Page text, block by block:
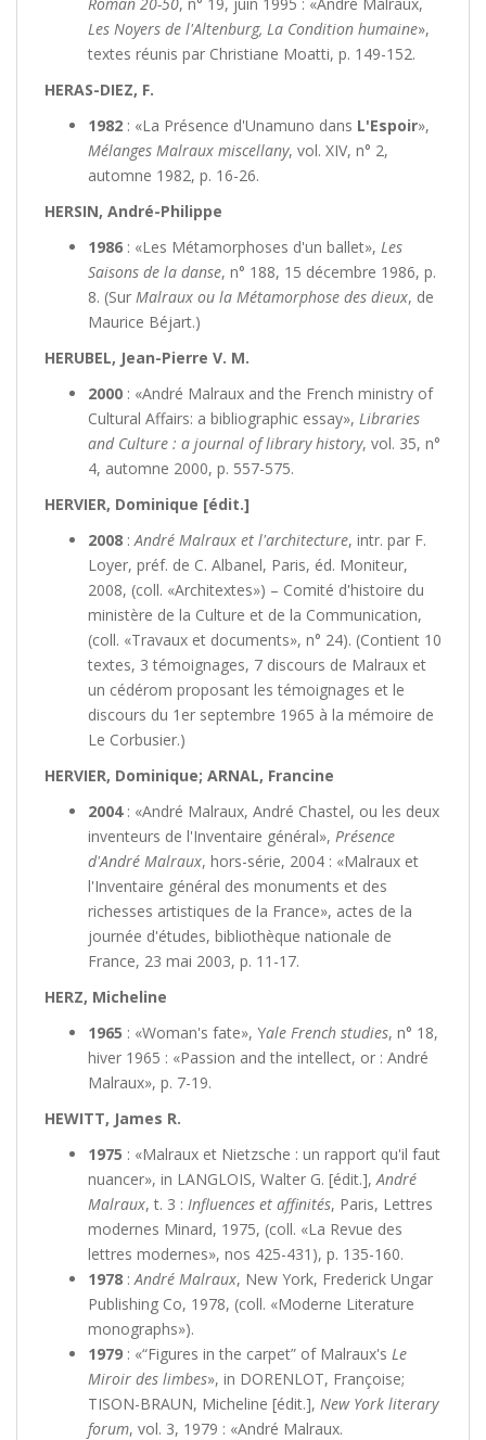
Les Noyers de l'Altenburg, La Condition humaine»,
textes réunis par Christiane Moatti, p. 149-152.
HERAS-DIEZ, F.
1982 : «La Présence d'Unamuno dans L'Espoir»,
Mélanges Malraux miscellany, vol. XIV, n° 2,
automne 1982, p. 16-26.
HERSIN, André-Philippe
1986 : «Les Métamorphoses d'un ballet», Les
Saisons de la danse, n° 188, 15 décembre 1986, p.
8. (Sur Malraux ou la Métamorphose des dieux, de
Maurice Béjart.)
HERUBEL, Jean-Pierre V. M.
2000 : «André Malraux and the French ministry of
Cultural Affairs: a bibliographic essay», Libraries
and Culture : a journal of library history, vol. 35, n°
4, automne 2000, p. 557-575.
HERVIER, Dominique [édit.]
2008 :André Malraux et l'architecture, intr. par F.
Loyer, préf. de C. Albanel, Paris, éd. Moniteur,
2008, (coll. «Architextes») – Comité d'histoire du
ministère de la Culture et de la Communication,
(coll. «Travaux et documents», n° 24). (Contient 10
textes, 3 témoignages, 7 discours de Malraux et
un cédérom proposant les témoignages et le
discours du 1er septembre 1965 à la mémoire de
Le Corbusier.)
HERVIER, Dominique; ARNAL, Francine
2004: «André Malraux, André Chastel, ou les deux
inventeurs de l'Inventaire général», Présence
d'André Malraux, hors-série, 2004 : «Malraux et
l'Inventaire général des monuments et des
richesses artistiques de la France», actes de la
journée d'études, bibliothèque nationale de
France, 23 mai 2003, p. 11-17.
HERZ, Micheline
1965 : «Woman's fate», Yale French studies, n° 18,
hiver 1965 : «Passion and the intellect, or : André
Malraux», p. 7-19.
HEWITT, James R.
1975 : «Malraux et Nietzsche : un rapport qu'il faut
nuancer», in LANGLOIS, Walter G. [édit.],André
Malraux, t. 3 : Influences et affinités, Paris, Lettres
modernes Minard, 1975, (coll. «La Revue des
lettres modernes», nos 425-431), p. 135-160.
1978 :André Malraux, New York, Frederick Ungar
Publishing Co, 1978, (coll. «Moderne Literature
monographs»).
1979 : «“Figures in the carpet” of Malraux's Le
Miroir des limbes», in DORENLOT, Françoise;
TISON-BRAUN, Micheline [édit.], New York literary
forum, vol. 3, 1979 : «André Malraux.